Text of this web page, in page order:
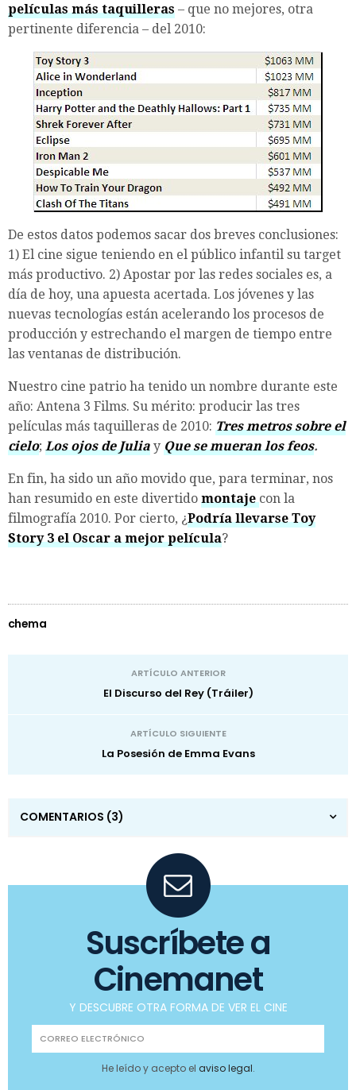
películas más taquilleras – que no mejores, otra
pertinente diferencia – del 2010:
De estos datos podemos sacar dos breves conclusiones:
1) El cine sigue teniendo en el público infantil su target
más productivo. 2) Apostar por las redes sociales es, a
día de hoy, una apuesta acertada. Los jóvenes y las
nuevas tecnologías están acelerando los procesos de
producción y estrechando el margen de tiempo entre
las ventanas de distribución.
Nuestro cine patrio ha tenido un nombre durante este
año: Antena 3 Films. Su mérito: producir las tres
películas más taquilleras de 2010: Tres metros sobre el
cielo; Los ojos de Julia y Que se mueran los feos.
En fin, ha sido un año movido que, para terminar, nos
han resumido en este divertido montajecon la
filmografía 2010. Por cierto, ¿Podría llevarse Toy
Story 3 el Oscar a mejor película?
chema
ARTÍCULO ANTERIOR
El Discurso del Rey (Tráiler)
ARTÍCULO SIGUIENTE
La Posesión de Emma Evans
COMENTARIOS (3)
Suscríbete a
Cinemanet
Y DESCUBRE OTRA FORMA DE VER EL CINE
He leído y acepto el aviso legal.